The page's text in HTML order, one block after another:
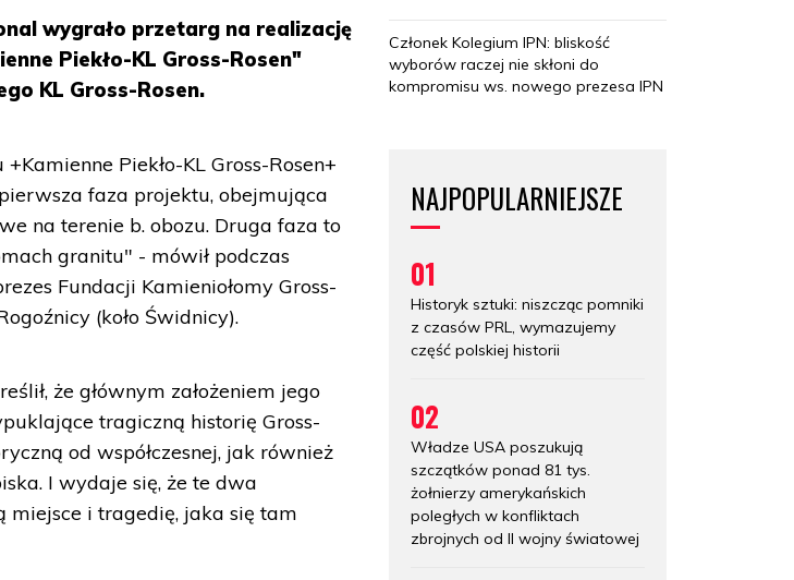
wygrało przetarg na realizację
Piekło-KL Gross-Rosen"
KL Gross-Rosen.
Piekło-KL Gross-Rosen+
faza projektu, obejmująca
na terenie b. obozu. Druga faza to
granitu" - mówił podczas
Fundacji Kamieniołomy Gross-
(koło Świdnicy).
że głównym założeniem jego
tragiczną historię Gross-
od współczesnej, jak również
I wydaje się, że te dwa
miejsce i tragedię, jaka się tam
Członek Kolegium IPN: bliskość
wyborów raczej nie skłoni do
kompromisu ws. nowego prezesa IPN
NAJPOPULARNIEJSZE
01
Historyk sztuki: niszcząc pomniki
z czasów PRL, wymazujemy
część polskiej historii
02
Władze USA poszukują
szczątków ponad 81 tys.
żołnierzy amerykańskich
poległych w konfliktach
zbrojnych od II wojny światowej